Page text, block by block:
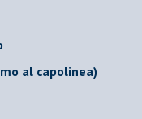
al capolinea)